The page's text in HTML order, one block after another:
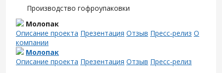
Производство гофроупаковки
Молопак
Описание проекта Презентация Отзыв Пресс-релиз О
компании
Молопак
Описание проекта Презентация Отзыв Пресс-релиз